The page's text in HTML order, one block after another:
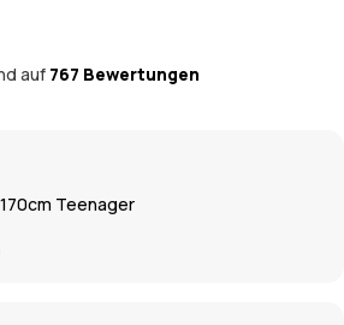
auf 767 Bewertungen
Teenager